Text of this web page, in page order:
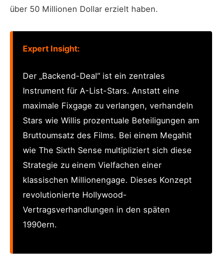
über 50 Millionen Dollar erzielt haben.
Expert Insight:
Der „Backend-Deal“ ist ein zentrales
Instrument für A-List-Stars. Anstatt eine
maximale Fixgage zu verlangen, verhandeln
Stars wie Willis prozentuale Beteiligungen am
Bruttoumsatz des Films. Bei einem Megahit
wie The Sixth Sense multipliziert sich diese
Strategie zu einem Vielfachen einer
klassischen Millionengage. Dieses Konzept
revolutionierte Hollywood-
Vertragsverhandlungen in den späten
1990ern.